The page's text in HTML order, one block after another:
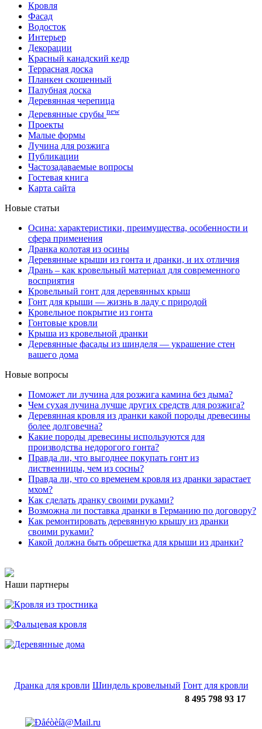
Кровля
Фасад
Водосток
Интерьер
Декорации
Красный канадский кедр
Террасная доска
Планкен скошенный
Палубная доска
Деревянная черепица
Деревянные срубы new
Проекты
Малые формы
Лучина для розжига
Публикации
Частозадаваемые вопросы
Гостевая книга
Карта сайта
Новые статьи
Осина: характеристики, преимущества, особенности и
сфера применения
Дранка колотая из осины
Деревянные крыши из гонта и дранки, и их отличия
Дрань – как кровельный материал для современного
восприятия
Кровельный гонт для деревянных крыш
Гонт для крыши — жизнь в ладу с природой
Кровельное покрытие из гонта
Гонтовые кровли
Крыша из кровельной дранки
Деревянные фасады из шинделя — украшение стен
вашего дома
Новые вопросы
Поможет ли лучина для розжига камина без дыма?
Чем сухая лучина лучше других средств для розжига?
Деревянная кровля из дранки какой породы древесины
более долговечна?
Какие породы древесины используются для
производства недорогого гонта?
Правда ли, что выгоднее покупать гонт из
лиственницы, чем из сосны?
Правда ли, что со временем кровля из дранки зарастает
мхом?
Как сделать дранку своими руками?
Возможна ли поставка дранки в Германию по договору?
Как ремонтировать деревянную крышу из дранки
своими руками?
Какой должна быть обрешетка для крыши из дранки?
Наши партнеры
Дранка для кровли Шиндель кровельный Гонт для кровли
8 495 798 93 17